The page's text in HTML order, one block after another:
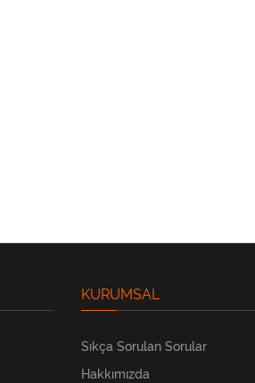
KURUMSAL
Sıkça Sorulan Sorular
Hakkımızda